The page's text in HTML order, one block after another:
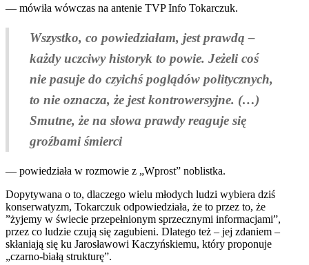
— mówiła wówczas na antenie TVP Info Tokarczuk.
Wszystko, co powiedziałam, jest prawdą –
każdy uczciwy historyk to powie. Jeżeli coś
nie pasuje do czyichś poglądów politycznych,
to nie oznacza, że jest kontrowersyjne. (…)
Smutne, że na słowa prawdy reaguje się
groźbami śmierci
— powiedziała w rozmowie z „Wprost” noblistka.
Dopytywana o to, dlaczego wielu młodych ludzi wybiera dziś
konserwatyzm, Tokarczuk odpowiedziała, że to przez to, że
”żyjemy w świecie przepełnionym sprzecznymi informacjami”,
przez co ludzie czują się zagubieni. Dlatego też – jej zdaniem –
skłaniają się ku Jarosławowi Kaczyńskiemu, który proponuje
„czarno-białą strukturę”.